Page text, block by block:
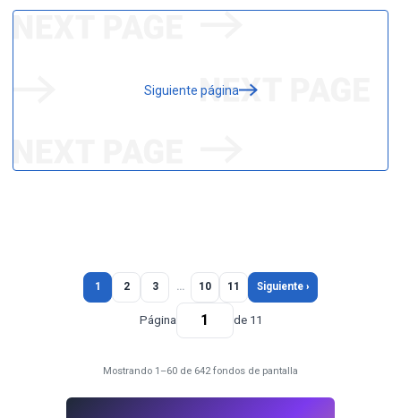
Siguiente página
1 2 3 … 10 11 Siguiente ›
Página de 11
Mostrando 1–60 de 642 fondos de pantalla